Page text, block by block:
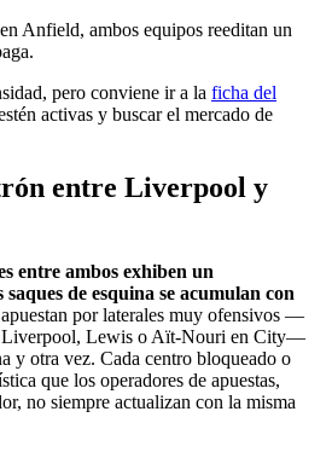
Anfield, ambos equipos reeditan un
pero conviene ir a la ficha del
activas y buscar el mercado de
entre Liverpool y
entre ambos exhiben un
de esquina se acumulan con
por laterales muy ofensivos —
Liverpool, Lewis o Aït‑Nouri en City—
y otra vez. Cada centro bloqueado o
que los operadores de apuestas,
no siempre actualizan con la misma